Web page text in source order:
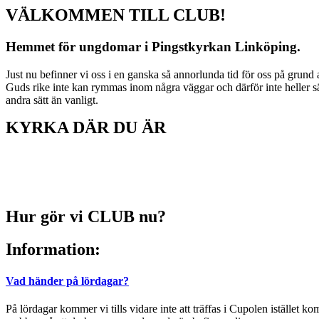
VÄLKOMMEN TILL CLUB!
Hemmet för ungdomar i Pingstkyrkan Linköping.
Just nu befinner vi oss i en ganska så annorlunda tid för oss på
Guds rike inte kan rymmas inom några väggar och därför inte
andra sätt än vanligt.
KYRKA DÄR DU ÄR
Hur gör vi CLUB nu?
Information:
Vad händer på lördagar?
På lördagar kommer vi tills vidare inte att träffas i Cupolen istället